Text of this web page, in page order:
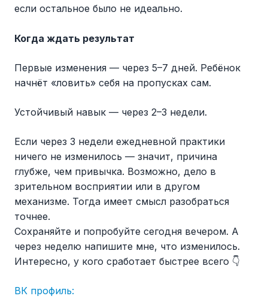
если остальное было не идеально.
Когда ждать результат
Первые изменения — через 5–7 дней. Ребёнок
начнёт «ловить» себя на пропусках сам.
Устойчивый навык — через 2–3 недели.
Если через 3 недели ежедневной практики
ничего не изменилось — значит, причина
глубже, чем привычка. Возможно, дело в
зрительном восприятии или в другом
механизме. Тогда имеет смысл разобраться
точнее.
Сохраняйте и попробуйте сегодня вечером. А
через неделю напишите мне, что изменилось.
Интересно, у кого сработает быстрее всего 👇
ВК профиль: